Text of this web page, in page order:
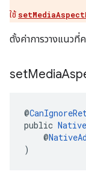
ใช้
ตั้งค่าการวางแนวที่
setMedia
@
public
@
)